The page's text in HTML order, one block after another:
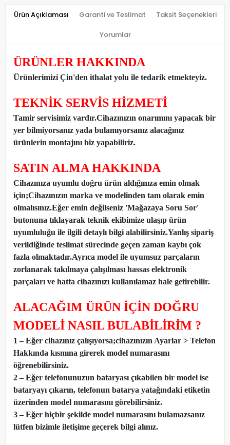
Ürün Açıklaması Garanti ve Teslimat Taksit Seçenekleri
Yorumlar
ÜRÜNLER HAKKINDA
Ürünlerimizi Çin'den ithalat yolu ile tedarik etmekteyiz.
TEKNİK SERVİS HİZMETİ
Tamir servisimiz vardır.Cihazınızın onarımını yapacak bir
yer bilmiyorsanız yada bulamıyorsanız alacağınız
ürünlerin montajını biz yapabiliriz.
SATIN ALMA HAKKINDA
Cihazınıza uyumlu doğru ürün aldığınıza emin olmak
için;Cihazınızın marka ve modelinden tam olarak emin
olmalısınız.Eğer emin değilseniz 'Mağazaya Soru Sor'
butonuna tıklayarak teknik ekibimize ulaşıp ürün
uyumluluğu ile ilgili detaylı bilgi alabilirsiniz.Yanlış sipariş
verildiğinde teslimat sürecinde geçen zaman kaybı çok
fazla olmaktadır.Ayrıca model ile uyumsuz parçaların
zorlanarak takılmaya çalışılması hassas elektronik
parçaları ve hatta cihazınızı kullanılamaz hale getirebilir.
ALACAĞIM ÜRÜN İÇİN DOĞRU
MODELİ NASIL BULABİLİRİM ?
1 – Eğer cihazınız çalışıyorsa;cihazınızın Ayarlar > Telefon
Hakkında kısmına girerek model numarasını
öğrenebilirsiniz.
2 – Eğer telefonunuzun bataryası çıkabilen bir model ise
bataryayı çıkarın, telefonun batarya yatağındaki etiketin
üzerinden model numarasını görebilirsiniz.
3 – Eğer hiçbir şekilde model numarasını bulamazsanız
lütfen bizimle iletişime geçerek bilgi alınız.